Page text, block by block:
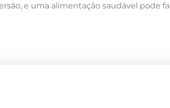
e uma alimentação saudável pode